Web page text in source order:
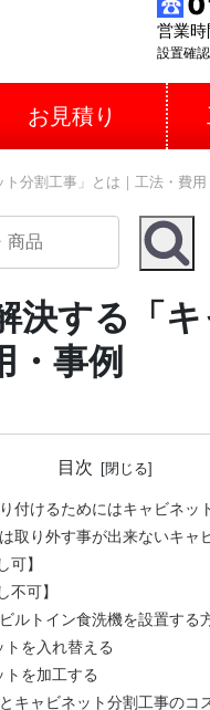
営業
設置確
お見積り
分割工事」とは｜工法・費用
決する「
・事例
目次
付けるためにはキャビネッ
取り外す事が出来ないキャ
可】
不可】
ルトイン食洗機を設置する
を入れ替える
を加工する
キャビネット分割工事のコ